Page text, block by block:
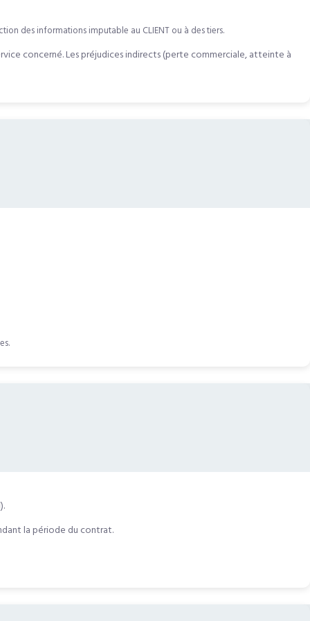
des informations imputable au CLIENT ou à des tiers.
concerné. Les préjudices indirects (perte commerciale, atteinte à
la période du contrat.